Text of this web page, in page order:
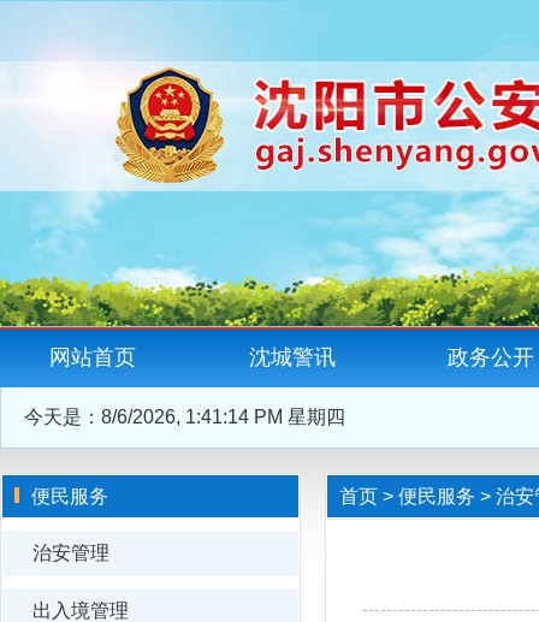
网站首页 沈城警讯 政务公开
今天是： 8/6/2026, 1:41:14 PM 星期四
便民服务
治安管理
出入境管理
首页 > 便民服务 > 治安